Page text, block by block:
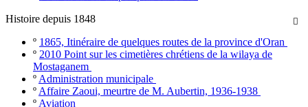

Histoire depuis 1848
º 1865, Itinéraire de quelques routes de la province d'Oran
º 2010 Point sur les cimetières chrétiens de la wilaya de
Mostaganem
º Administration municipale
º Affaire Zaoui, meurtre de M. Aubertin, 1936-1938
º Aviation